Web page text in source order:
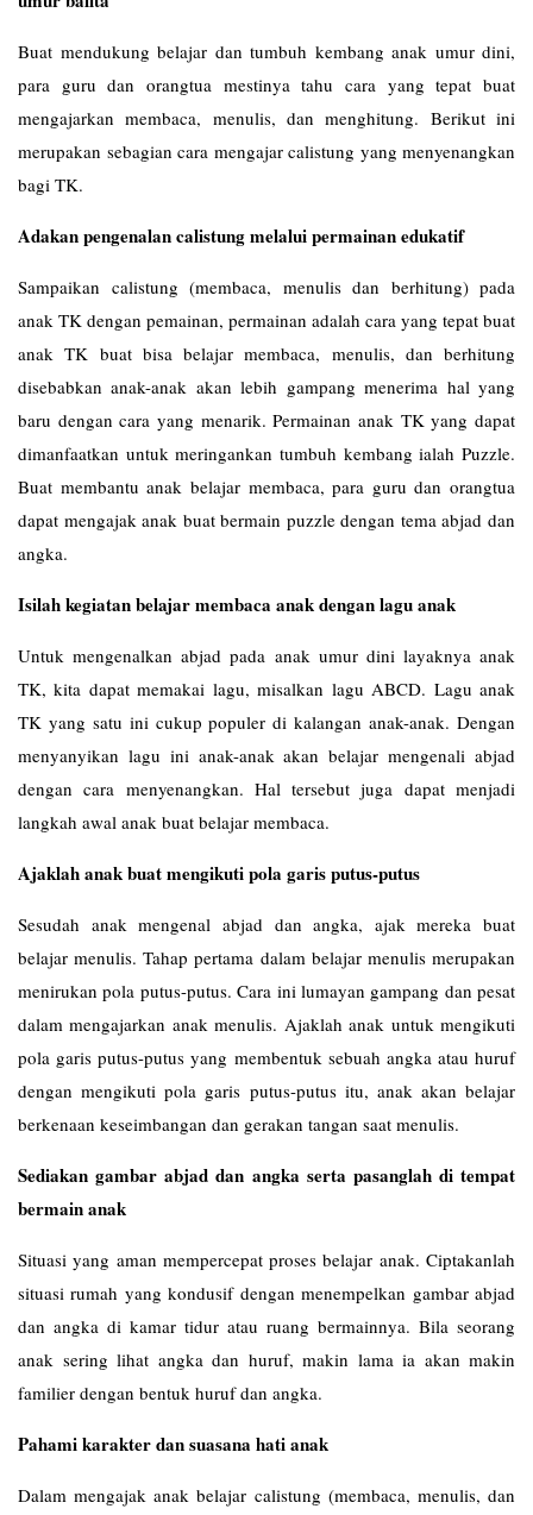
Buat mendukung belajar dan tumbuh kembang anak umur dini,
para guru dan orangtua mestinya tahu cara yang tepat buat
mengajarkan membaca, menulis, dan menghitung. Berikut ini
merupakan sebagian cara mengajar calistung yang menyenangkan
bagi TK.
Adakan pengenalan calistung melalui permainan edukatif
Sampaikan calistung (membaca, menulis dan berhitung) pada
anak TK dengan pemainan, permainan adalah cara yang tepat buat
anak TK buat bisa belajar membaca, menulis, dan berhitung
disebabkan anak-anak akan lebih gampang menerima hal yang
baru dengan cara yang menarik. Permainan anak TK yang dapat
dimanfaatkan untuk meringankan tumbuh kembang ialah Puzzle.
Buat membantu anak belajar membaca, para guru dan orangtua
dapat mengajak anak buat bermain puzzle dengan tema abjad dan
angka.
Isilah kegiatan belajar membaca anak dengan lagu anak
Untuk mengenalkan abjad pada anak umur dini layaknya anak
TK, kita dapat memakai lagu, misalkan lagu ABCD. Lagu anak
TK yang satu ini cukup populer di kalangan anak-anak. Dengan
menyanyikan lagu ini anak-anak akan belajar mengenali abjad
dengan cara menyenangkan. Hal tersebut juga dapat menjadi
langkah awal anak buat belajar membaca.
Ajaklah anak buat mengikuti pola garis putus-putus
Sesudah anak mengenal abjad dan angka, ajak mereka buat
belajar menulis. Tahap pertama dalam belajar menulis merupakan
menirukan pola putus-putus. Cara ini lumayan gampang dan pesat
dalam mengajarkan anak menulis. Ajaklah anak untuk mengikuti
pola garis putus-putus yang membentuk sebuah angka atau huruf
dengan mengikuti pola garis putus-putus itu, anak akan belajar
berkenaan keseimbangan dan gerakan tangan saat menulis.
Sediakan gambar abjad dan angka serta pasanglah di tempat
bermain anak
Situasi yang aman mempercepat proses belajar anak. Ciptakanlah
situasi rumah yang kondusif dengan menempelkan gambar abjad
dan angka di kamar tidur atau ruang bermainnya. Bila seorang
anak sering lihat angka dan huruf, makin lama ia akan makin
familier dengan bentuk huruf dan angka.
Pahami karakter dan suasana hati anak
Dalam mengajak anak belajar calistung (membaca, menulis, dan